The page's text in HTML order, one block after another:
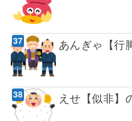
あんぎゃ【行
えせ【似非】